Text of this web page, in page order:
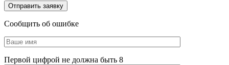
Сообщить об ошибке
Первой цифрой не должна быть 8